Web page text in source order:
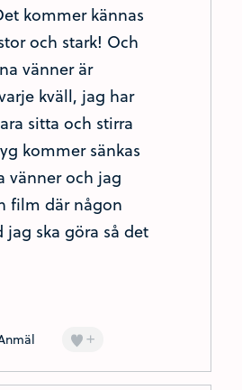
kommer kännas
och stark! Och
vänner är
kväll, jag har
sitta och stirra
kommer sänkas
vänner och jag
film där någon
ska göra så det
+